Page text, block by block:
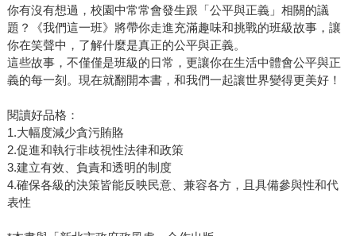
你有沒有想過，校園中常常會發生跟「公平與正義」相關的議
題？《我們這一班》將帶你走進充滿趣味和挑戰的班級故事，讓
你在笑聲中，了解什麼是真正的公平與正義。
這些故事，不僅僅是班級的日常，更讓你在生活中體會公平與正
義的每一刻。現在就翻開本書，和我們一起讓世界變得更美好！
閱讀好品格：
1.大幅度減少貪污賄賂
2.促進和執行非歧視性法律和政策
3.建立有效、負責和透明的制度
4.確保各級的決策皆能反映民意、兼容各方，且具備參與性和代
表性